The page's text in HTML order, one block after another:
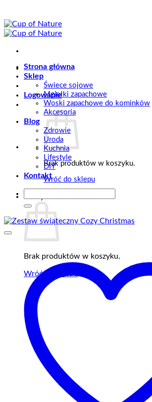
do
zawartości
Logowanie
Brak produktów w koszyku.
Wróć do sklepu
Koszyk
Brak produktów w koszyku.
Wróć do sklepu
Strona główna
Sklep
Świece sojowe
Mgiełki zapachowe
Woski zapachowe do kominków
Akcesoria
Blog
Zdrowie
Uroda
Kuchnia
Lifestyle
DIY
Kontakt